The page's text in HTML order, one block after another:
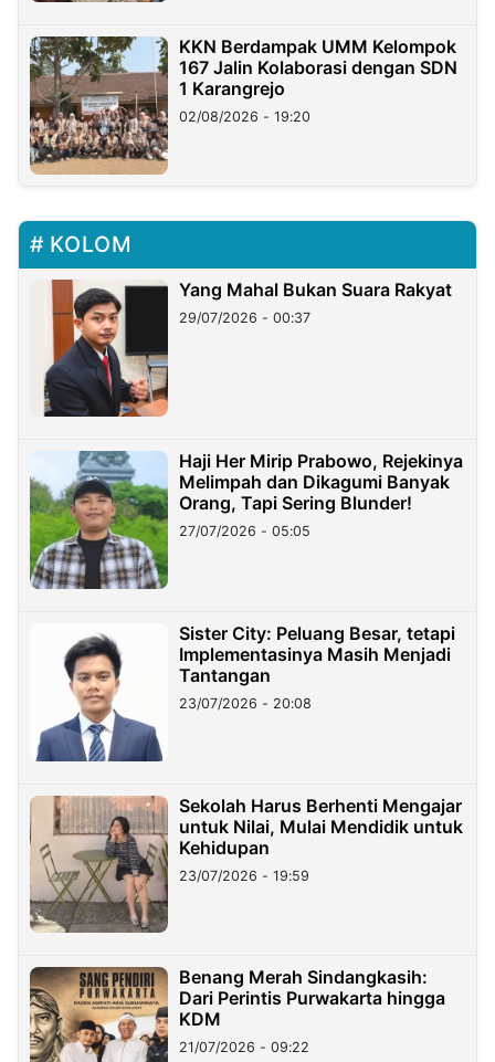
KKN Berdampak UMM Kelompok
167 Jalin Kolaborasi dengan SDN
1 Karangrejo
02/08/2026 - 19:20
KOLOM
Yang Mahal Bukan Suara Rakyat
29/07/2026 - 00:37
Haji Her Mirip Prabowo, Rejekinya
Melimpah dan Dikagumi Banyak
Orang, Tapi Sering Blunder!
27/07/2026 - 05:05
Sister City: Peluang Besar, tetapi
Implementasinya Masih Menjadi
Tantangan
23/07/2026 - 20:08
Sekolah Harus Berhenti Mengajar
untuk Nilai, Mulai Mendidik untuk
Kehidupan
23/07/2026 - 19:59
Benang Merah Sindangkasih:
Dari Perintis Purwakarta hingga
KDM
21/07/2026 - 09:22